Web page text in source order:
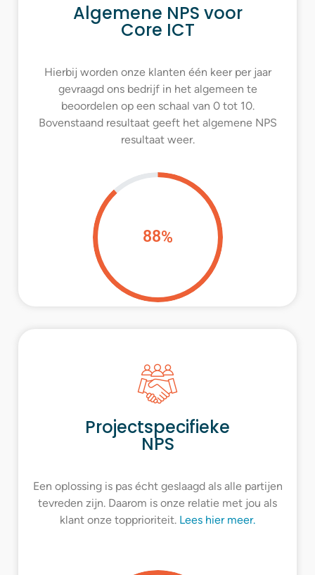
Algemene NPS voor
Core ICT
Hierbij worden onze klanten één keer per jaar
gevraagd ons bedrijf in het algemeen te
beoordelen op een schaal van 0 tot 10.
Bovenstaand resultaat geeft het algemene NPS
resultaat weer.
88%
Projectspecifieke
NPS
Een oplossing is pas écht geslaagd als alle partijen
tevreden zijn. Daarom is onze relatie met jou als
klant onze topprioriteit. Lees hier meer.